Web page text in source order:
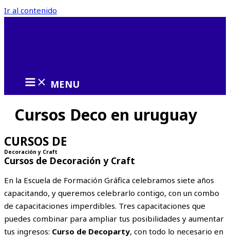
Ir al contenido
MENU
Cursos Deco en uruguay
CURSOS DE
Decoración y Craft
Cursos de Decoración y Craft
En la Escuela de Formación Gráfica celebramos siete años
capacitando, y queremos celebrarlo contigo, con un combo
de capacitaciones imperdibles. Tres capacitaciones que
puedes combinar para ampliar tus posibilidades y aumentar
tus ingresos: Curso de Decoparty, con todo lo necesario en